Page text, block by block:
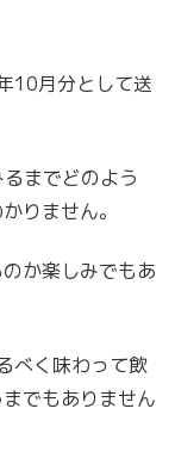
10月分として送
までどのよう
りません。
か楽しみでもあ
べく味わって飲
でもありません